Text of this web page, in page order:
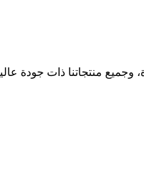
وجميع منتجاتنا ذات جودة